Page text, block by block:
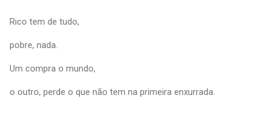
Rico tem de tudo,
pobre, nada.
Um compra o mundo,
o outro, perde o que não tem na primeira enxurrada.